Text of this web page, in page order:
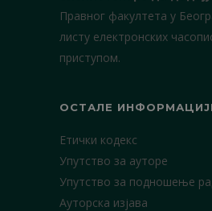
Правног факултета у
листу електронских
приступом.
ОСТАЛЕ
Етички кодекс
Упутство за ауторе
Упутство за подношење
Ауторска изјава